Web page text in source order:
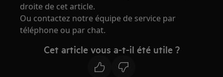
droite de cet article.
Ou contactez notre équipe de service par
téléphone ou par chat.
Cet article vous a-t-il été utile ?